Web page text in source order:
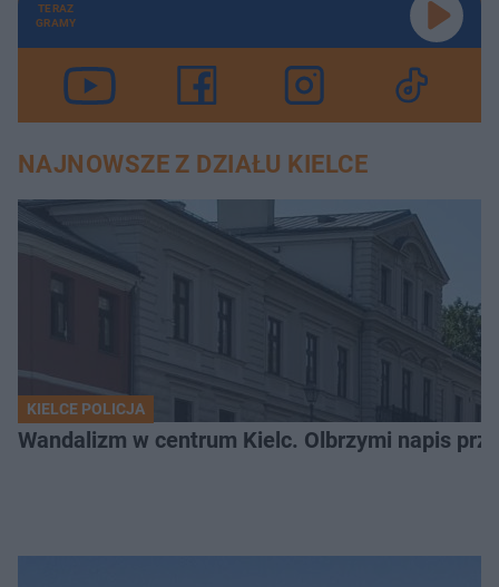
TERAZ
GRAMY
NAJNOWSZE Z DZIAŁU KIELCE
KIELCE POLICJA
Wandalizm w centrum Kielc. Olbrzymi napis